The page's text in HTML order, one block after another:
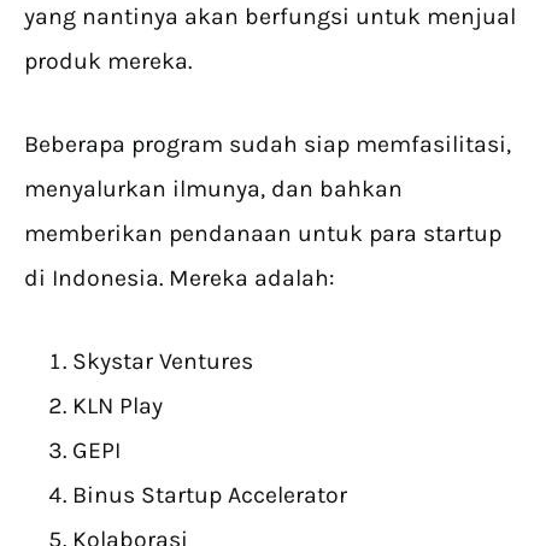
yang nantinya akan berfungsi untuk menjual
produk mereka.
Beberapa program sudah siap memfasilitasi,
menyalurkan ilmunya, dan bahkan
memberikan pendanaan untuk para startup
di Indonesia. Mereka adalah:
Skystar Ventures
KLN Play
GEPI
Binus Startup Accelerator
Kolaborasi